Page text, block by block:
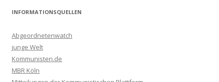
INFORMATIONSQUELLEN
Abgeordnetenwatch
junge Welt
Kommunisten.de
MBR Köln